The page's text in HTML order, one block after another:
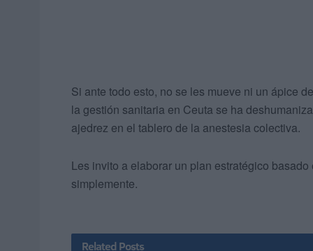
Si ante todo esto, no se les mueve ni un ápice
la gestión sanitaria en Ceuta se ha
ajedrez en el tablero de la anestesia colectiva.
Les invito a elaborar un plan estratégico
simplemente.
Related Posts